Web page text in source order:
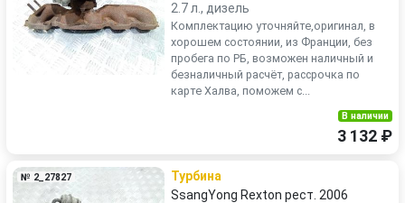
2.7 л., дизель
Комплектацию уточняйте,оригинал, в
хорошем состоянии, из Франции, без
пробега по РБ, возможен наличный и
безналичный расчёт, рассрочка по
карте Халва, поможем с...
В наличии
3 132 ₽
№ 2_27827
Турбина
SsangYong Rexton рест. 2006